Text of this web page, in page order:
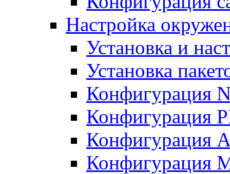
Настройка
Установка и
Установка
Конфигурация
Конфигурация
Конфигурация
Конфигурация